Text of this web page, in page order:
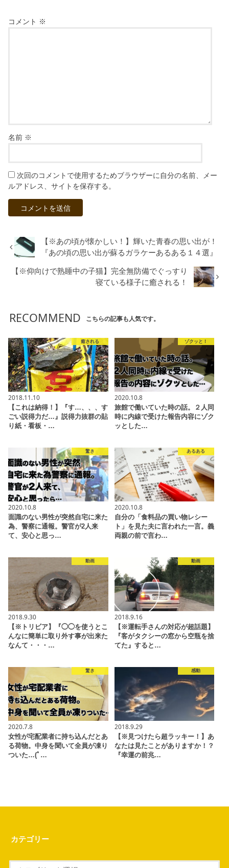
コメント ※
名前 ※
次回のコメントで使用するためブラウザーに自分の名前、メー
ルアドレス、サイトを保存する。
【※あの頃が懐かしい！】輝いた青春の思い出が！
『あの頃の思い出が蘇るガラケーあるある１４選』
【※仰向けで熟睡中の子猫】完全無防備でぐっすり
寝ている様子に癒される！
RECOMMEND こちらの記事も人気です。
癒される
2018.11.10
【これは納得！】『す…、、、す
ごい説得力だ…』説得力抜群の貼
り紙・看板・…
ゾクッと！
2020.10.8
旅館で働いていた時の話。２人同
時に内線で受けた報告内容にゾク
ッとした…
驚き
2020.10.8
面識のない男性が突然自宅に来た
為、警察に通報。警官が2人来
て、安心と思っ…
あるある
2020.10.8
自分の「食料品の買い物レシー
ト」を見た夫に言われた一言。義
両親の前で言わ…
動画
2018.9.30
【※トリビア】『◯◯を使うとこ
んなに簡単に取り外す事が出来た
なんて・・・…
動画
2018.9.16
【※運転手さんの対応が超話題】
『客がタクシーの窓から空瓶を捨
てた』すると…
驚き
2020.7.8
女性が宅配業者に持ち込んだとあ
る荷物。中身を聞いて全員が凍り
ついた…(ﾟ…
感動
2018.9.29
【※見つけたら超ラッキー！】あ
なたは見たことがありますか！？
『幸運の前兆…
カテゴリー